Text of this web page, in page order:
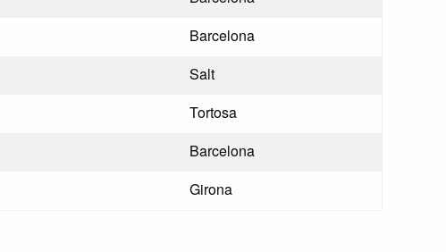
Barcelona
Salt
Tortosa
Barcelona
Girona